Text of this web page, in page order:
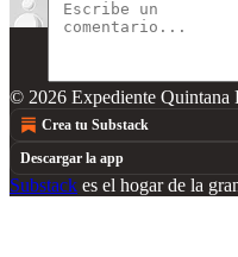
© 2026 Expediente Quintana
Crea tu Substack
Descargar la app
Substack es el hogar de la